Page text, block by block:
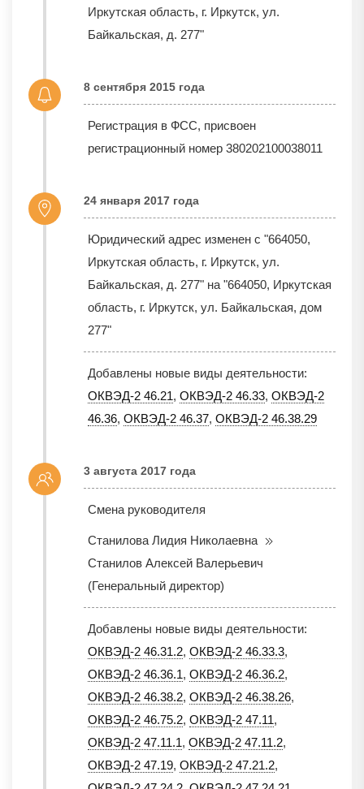
Иркутская область, г. Иркутск, ул.
Байкальская, д. 277"
8 сентября 2015 года
Регистрация в ФСС, присвоен
регистрационный номер 380202100038011
24 января 2017 года
Юридический адрес изменен с "664050,
Иркутская область, г. Иркутск, ул.
Байкальская, д. 277" на "664050, Иркутская
область, г. Иркутск, ул. Байкальская, дом
277"
Добавлены новые виды деятельности:
ОКВЭД-2 46.21, ОКВЭД-2 46.33, ОКВЭД-2
46.36, ОКВЭД-2 46.37, ОКВЭД-2 46.38.29
3 августа 2017 года
Смена руководителя
Станилова Лидия Николаевна
Станилов Алексей Валерьевич
(Генеральный директор)
Добавлены новые виды деятельности:
ОКВЭД-2 46.31.2, ОКВЭД-2 46.33.3,
ОКВЭД-2 46.36.1, ОКВЭД-2 46.36.2,
ОКВЭД-2 46.38.2, ОКВЭД-2 46.38.26,
ОКВЭД-2 46.75.2, ОКВЭД-2 47.11,
ОКВЭД-2 47.11.1, ОКВЭД-2 47.11.2,
ОКВЭД-2 47.19, ОКВЭД-2 47.21.2,